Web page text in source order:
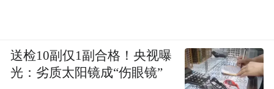
送检10副仅1副合格！央视曝
光：劣质太阳镜成“伤眼镜”